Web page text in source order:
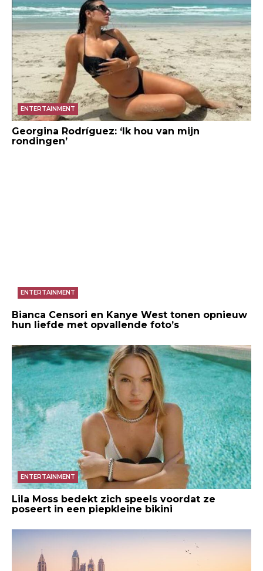
ENTERTAINMENT
Georgina Rodríguez: ‘Ik hou van mijn
rondingen’
ENTERTAINMENT
Bianca Censori en Kanye West tonen opnieuw
hun liefde met opvallende foto’s
ENTERTAINMENT
Lila Moss bedekt zich speels voordat ze
poseert in een piepkleine bikini